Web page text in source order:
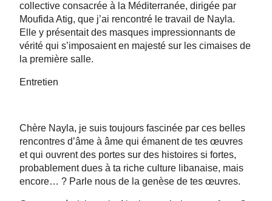
collective consacrée à la Méditerranée, dirigée par
Moufida Atig, que j’ai rencontré le travail de Nayla.
Elle y présentait des masques impressionnants de
vérité qui s’imposaient en majesté sur les cimaises de
la première salle.
Entretien
Chère Nayla, je suis toujours fascinée par ces belles
rencontres d’âme à âme qui émanent de tes œuvres
et qui ouvrent des portes sur des histoires si fortes,
probablement dues à ta riche culture libanaise, mais
encore… ? Parle nous de la genèse de tes œuvres.